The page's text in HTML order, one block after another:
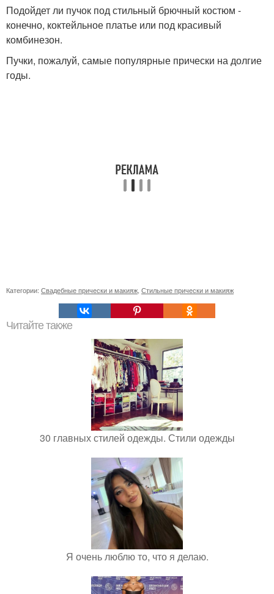
Подойдет ли пучок под стильный брючный костюм -
конечно, коктейльное платье или под красивый
комбинезон.
Пучки, пожалуй, самые популярные прически на долгие
годы.
Категории: Свадебные прически и макияж Стильные прически и макияж
Читайте также
30 главных стилей одежды. Стили одежды
Я очень люблю то, что я делаю.